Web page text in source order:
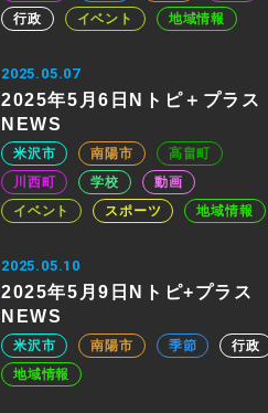
行政
イベント 地域情報
2025.05.07
2025年5月6日Nトピ＋プラス
NEWS
米沢市 南陽市
高畠町
川西町
学校
動画
イベント
スポーツ 地域情報
2025.05.10
2025年5月9日Nトピ+プラス
NEWS
米沢市 南陽市 季節
行政
地域情報